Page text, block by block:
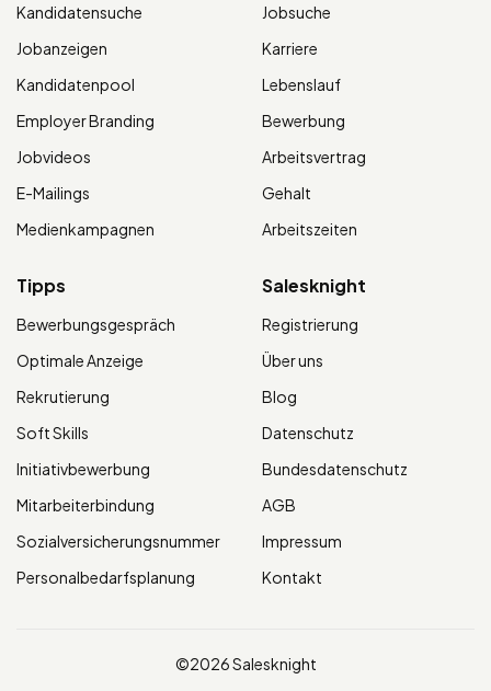
Kandidatensuche
Jobanzeigen
Kandidatenpool
Employer Branding
Jobvideos
E-Mailings
Medienkampagnen
Jobsuche
Karriere
Lebenslauf
Bewerbung
Arbeitsvertrag
Gehalt
Arbeitszeiten
Tipps
Bewerbungsgespräch
Optimale Anzeige
Rekrutierung
Soft Skills
Initiativbewerbung
Mitarbeiterbindung
Sozialversicherungsnummer
Personalbedarfsplanung
Salesknight
Registrierung
Über uns
Blog
Datenschutz
Bundesdatenschutz
AGB
Impressum
Kontakt
©2026 Salesknight